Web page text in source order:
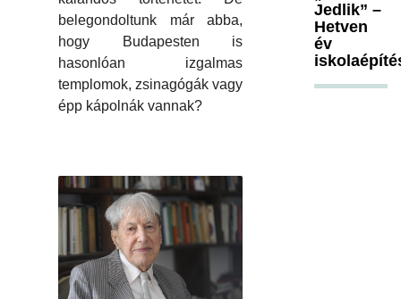
belegondoltunk már abba,
hogy Budapesten is
hasonlóan izgalmas
templomok, zsinagógák vagy
épp kápolnák vannak?
Jedlik” –
Hetven
év